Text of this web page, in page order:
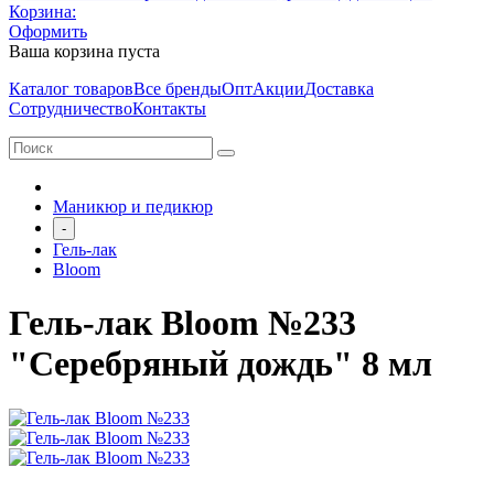
Корзина:
Оформить
Ваша корзина пуста
Каталог товаровВсе брендыОптАкцииДоставка
СотрудничествоКонтакты
Маникюр и педикюр
-
Гель-лак
Bloom
Гель-лак Bloom №233
"Серебряный дождь" 8 мл